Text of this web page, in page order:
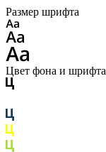
Размер шрифта
Цвет фона и шрифта